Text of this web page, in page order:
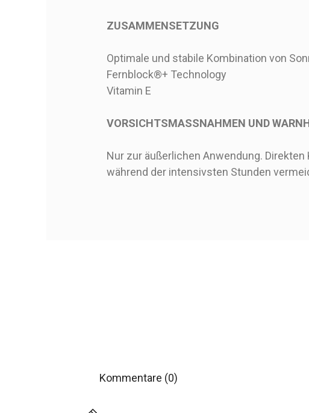
ZUSAMMENSETZUNG
Optimale und stabile Kombination von
Fernblock®+ Technology
Vitamin E
VORSICHTSMASSNAHMEN UND
Nur zur äußerlichen Anwendung.
während der intensivsten Stunden
Kommentare (0)